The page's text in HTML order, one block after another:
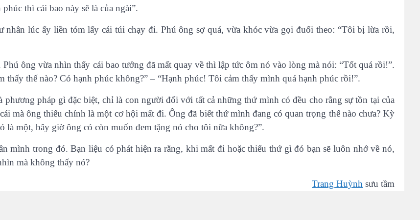
thì cái bao này sẽ là của ngài”.
lúc ấy liền tóm lấy cái túi chạy đi. Phú ông sợ quá, vừa khóc vừa gọi đuổi theo: “Tôi bị lừa rồi,
ông vừa nhìn thấy cái bao tưởng đã mất quay về thì lập tức ôm nó vào lòng mà nói: “Tốt quá rồi!”.
thế nào? Có hạnh phúc không?” – “Hạnh phúc! Tôi cảm thấy mình quá hạnh phúc rồi!”.
pháp gì đặc biệt, chỉ là con người đối với tất cả những thứ mình có đều cho rằng sự tồn tại của
mà ông thiếu chính là một cơ hội mất đi. Ông đã biết thứ mình đang có quan trọng thế nào chưa? Kỳ
một, bây giờ ông có còn muốn đem tặng nó cho tôi nữa không?”.
mình trong đó. Bạn liệu có phát hiện ra rằng, khi mất đi hoặc thiếu thứ gì đó bạn sẽ luôn nhớ về nó,
mà không thấy nó?
Trang Huỳnh sưu tầm